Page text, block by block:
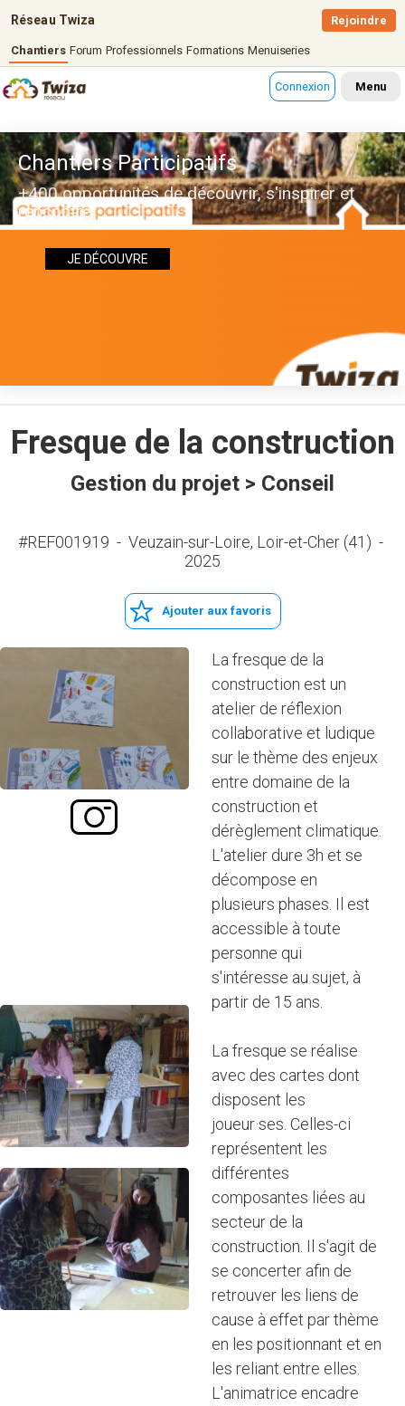
Réseau Twiza
Chantiers Forum Professionnels Formations Menuiseries
Rejoindre
Connexion Menu
Chantiers Participatifs
+400 opportunités de découvrir, s'inspirer et
rencontrer
JE DÉCOUVRE
Fresque de la construction
Gestion du projet > Conseil
#REF001919 - Veuzain-sur-Loire, Loir-et-Cher (41) -
2025
Ajouter aux favoris
La fresque de la
construction est un
atelier de réflexion
collaborative et ludique
sur le thème des enjeux
entre domaine de la
construction et
dérèglement climatique.
L'atelier dure 3h et se
décompose en
plusieurs phases. Il est
accessible à toute
personne qui
s'intéresse au sujet, à
partir de 15 ans.
La fresque se réalise
avec des cartes dont
disposent les
joueur·ses. Celles-ci
représentent les
différentes
composantes liées au
secteur de la
construction. Il s'agit de
se concerter afin de
retrouver les liens de
cause à effet par thème
en les positionnant et en
les reliant entre elles.
L'animatrice encadre